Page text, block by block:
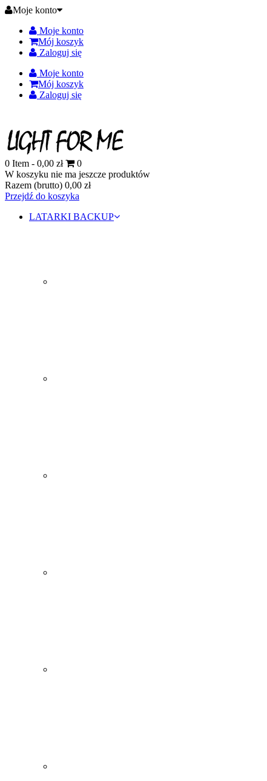
Moje konto
Moje konto
Mój koszyk
Zaloguj się
Moje konto
Mój koszyk
Zaloguj się
0 Item - 0,00 zł
0
W koszyku nie ma jeszcze produktów
Razem (brutto) 0,00 zł
Przejdź do koszyka
LATARKI BACKUP